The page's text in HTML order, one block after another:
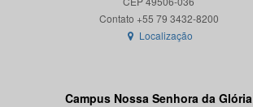
Localização
Campus Nossa Senhora da Glória